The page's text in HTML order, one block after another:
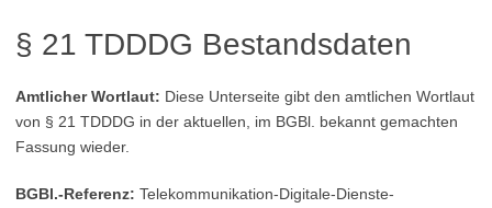
§ 21 TDDDG Bestandsdaten
Amtlicher Wortlaut: Diese Unterseite gibt den amtlichen Wortlaut
von § 21 TDDDG in der aktuellen, im BGBl. bekannt gemachten
Fassung wieder.
BGBl.-Referenz: Telekommunikation-Digitale-Dienste-